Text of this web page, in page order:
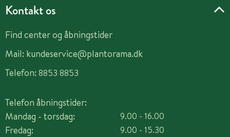
Kontakt os
Find center og åbningstider
Mail: kundeservice@plantorama.dk
Telefon: 8853 8853
Telefon åbningstider:
Mandag - torsdag:
Fredag:
9.00 - 16.00
9.00 - 15.30